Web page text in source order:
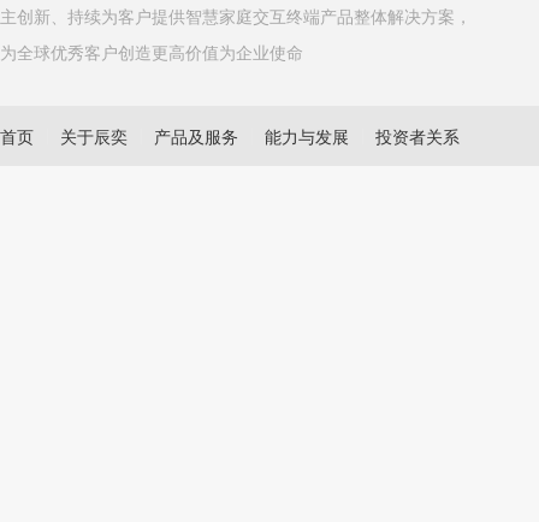
主创新、持续为客户提供智慧家庭交互终端产品整体解决方案，
为全球优秀客户创造更高价值为企业使命
首页 关于辰奕 产品及服务 能力与发展 投资者关系